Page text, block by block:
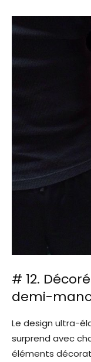
# 12.
demi-
Le design ultra-
surprend avec
éléments